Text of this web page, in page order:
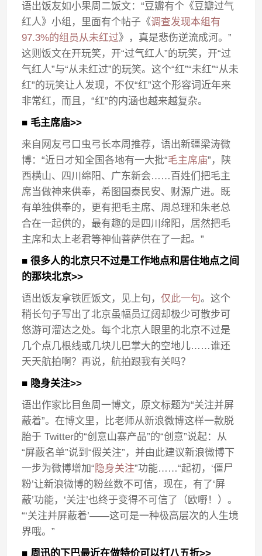
语出饭友如小果周二饭文：“豆瓣有个《豆瓣过气
红人》小组，里面有个帖子《调查发现本组有
97.3%的组员从未红过》，真是悲伤逆流成河。”
这则饭文在开玩笑，开“过气红人”的玩笑，开“过
气红人”与“从未红过”的玩笑。这个“红”“未红”“从未
红”的玩笑让人发现，不仅“红”这个形容词近年来
非常红，而且，“红”的内涵也越来越复杂。
■ 毛主席庙>>
来自网友弓口虫弓长本周推荐，语出新疆梁涛微
博：“近日才知全国各地有一大批“毛主席庙”，陕
西横山、四川绵阳、广东新会……百姓们把毛主
席当做神来供奉，希图国泰民安、财源广进。既
有单独供奉的，更有把毛主席、周总理和朱老总
合在一起供的，最有趣的是四川绵阳，居然把毛
主席和太上老君等神仙菩萨供在了一起。”
■ 很多人的北京只不过是工作地点和居住地点之间
的那块北京>>
语出饭友拿铁匠饭文，见上句，仅此一句。这个
稍长句子写出了北京虽幅员辽阔却极少可散步可
悠游可溜达之处。每个北京人眼里的北京不过是
几个点几根线或几块儿巴掌大的空地儿……谁还
天天航拍啊？再说，航拍跟我有关吗？
■ 隐身关注>>
语出作家比目鱼周一博文，原文标题为“关注并屏
蔽着”。在博文里，比老师从新浪微博这样一款脱
胎于 Twitter的“创意山寨产品”的“创意”说起：从
“屏蔽名单”说到“假关注”，并由此建议新浪微博下
一步为微博增加“ 隐身关注”功能……“起初，‘僵尸
粉’让新浪微博的粉丝数不可信，现在，有了‘屏
蔽’功能，‘关注’也终于变得不可信了（欧嘢！）。
“‘关注并屏蔽着’——这可是一种极高层次的人生境
界哦。”
■ 周迅的下巴最近在做特价可以打八五折>>